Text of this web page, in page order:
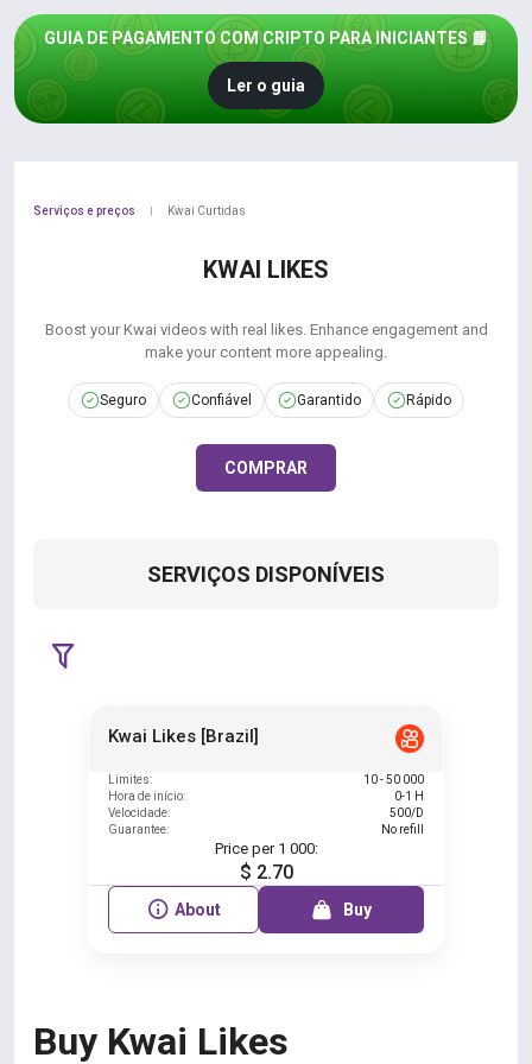
GUIA DE PAGAMENTO COM CRIPTO PARA INICIANTES 📘
Ler o guia
Serviços e preços Kwai Curtidas
KWAI LIKES
Boost your Kwai videos with real likes. Enhance engagement and
make your content more appealing.
Seguro Confiável Garantido Rápido
COMPRAR
SERVIÇOS DISPONÍVEIS
Kwai Likes [Brazil]
Limites:
10 - 50 000
Hora de início:
0-1 H
Velocidade:
500/D
Guarantee:
No refill
Price per 1 000:
$ 2.70
About Buy
Buy Kwai Likes